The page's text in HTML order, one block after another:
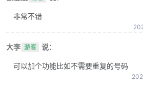
非常不错
大李 游客 说：
可以加个功能比如不需要重复的号码